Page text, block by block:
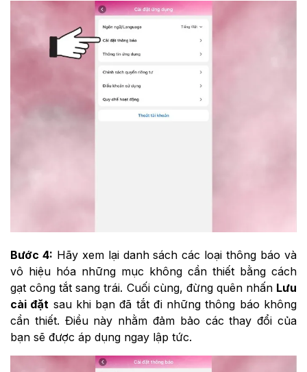
Bước 4: Hãy xem lại danh sách các loại thông báo và
vô hiệu hóa những mục không cần thiết bằng cách
gạt công tắt sang trái. Cuối cùng, đừng quên nhấn Lưu
cài đặt sau khi bạn đã tắt đi những thông báo không
cần thiết. Điều này nhằm đảm bảo các thay đổi của
bạn sẽ được áp dụng ngay lập tức.